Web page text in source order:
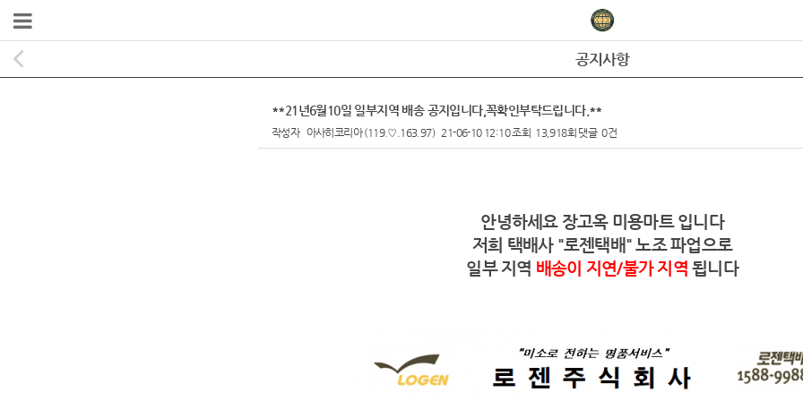
공지사항
**21년6월10일 일부지역 배송 공지입니다,꼭확인부탁드립니다.**
작성자 아사히코리아(119.♡.163.97) 21-06-10 12:10조회 13,918회 댓글 0건
안녕하세요 장고옥 미용마트 입니다
저희 택배사 "로젠택배" 노조 파업으로
일부 지역 배송이 지연/불가 지역 됩니다